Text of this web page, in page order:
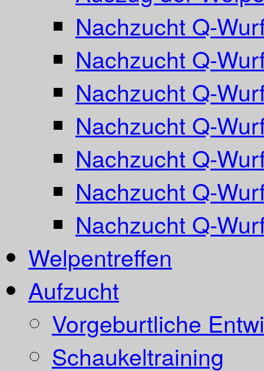
Nachzucht Q-
Nachzucht Q-
Nachzucht Q-
Nachzucht Q-
Nachzucht Q-
Nachzucht Q-
Nachzucht Q-
Welpentreffen
Aufzucht
Vorgeburtliche
Schaukeltraining